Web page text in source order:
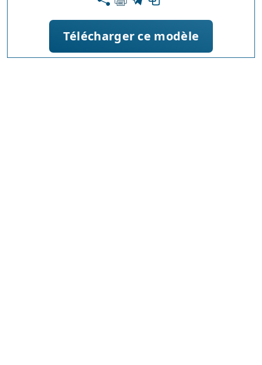
Télécharger ce modèle